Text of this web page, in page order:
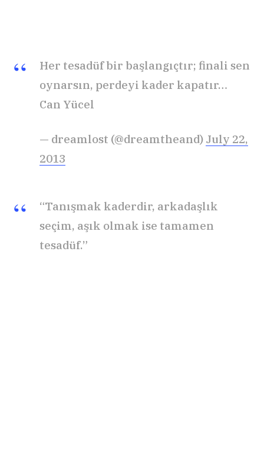
Her tesadüf bir başlangıçtır; finali sen
oynarsın, perdeyi kader kapatır…
Can Yücel
— dreamlost (@dreamtheand) July 22,
2013
“Tanışmak kaderdir, arkadaşlık
seçim, aşık olmak ise tamamen
tesadüf.”